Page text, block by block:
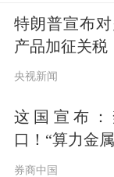
特朗普宣布
产品加征关税
央视新闻
这国宣布
口！“算力金
券商中国